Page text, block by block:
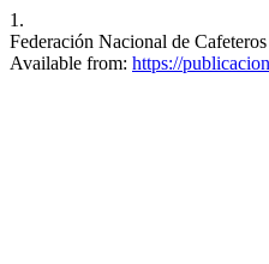
1.
Federación Nacional de
Available from: https://